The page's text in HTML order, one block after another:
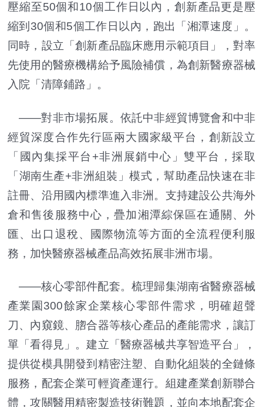
壓縮至50個和10個工作日以內，創新產品更是壓
縮到30個和5個工作日以內，跑出「湘潭速度」。
同時，設立「創新產品臨床應用示範項目」，對率
先使用的醫療機構給予風險補償，為創新醫療器械
入院「清障鋪路」。
——對非市場拓展。依託中非經貿博覽會和中非
經貿深度合作先行區兩大國家級平台，創新設立
「國內集採平台+非洲展銷中心」雙平台，採取
「湖南生產+非洲組裝」模式，幫助產品快速在非
註冊、沿用國內標準進入非洲。支持建設公共海外
倉和售後服務中心，疊加湘潭綜保區在通關、外
匯、出口退稅、國際物流等方面的全流程便利服
務，加快醫療器械產品高效拓展非洲市場。
——核心零部件配套。梳理歸集湖南省醫療器械
產業園300餘家企業核心零部件需求，明確超聲
刀、內窺鏡、脗合器等核心產品的產能需求，讓訂
單「看得見」。建立「醫療器械共享智造平台」，
提供從模具開發到精密注塑、自動化組裝的全鏈條
服務，配套企業可輕資產運行。組建產業創新聯合
體，攻關醫用精密製造技術難題，並向本地配套企